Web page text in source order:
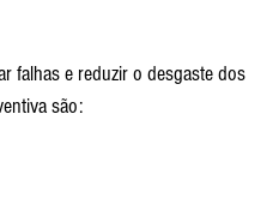
falhas e reduzir o desgaste dos
são: